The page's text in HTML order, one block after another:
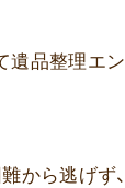
遺品整理エ
から逃げず